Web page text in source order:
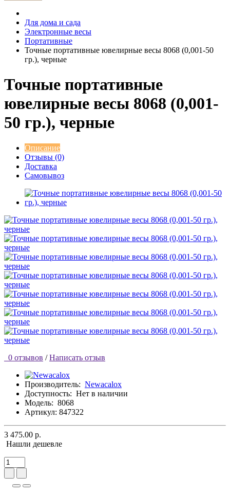
Для дома и сада
Электронные весы
Портативные
Точные портативные ювелирные весы 8068 (0,001-50
гр.), черные
Точные портативные
ювелирные весы 8068 (0,001-
50 гр.), черные
Описание
Отзывы (0)
Доставка
Самовывоз
0 отзывов / Написать отзыв
Производитель: Newacalox
Доступность: Нет в наличии
Модель: 8068
Артикул: 847322
3 475.00 р.
Нашли дешевле